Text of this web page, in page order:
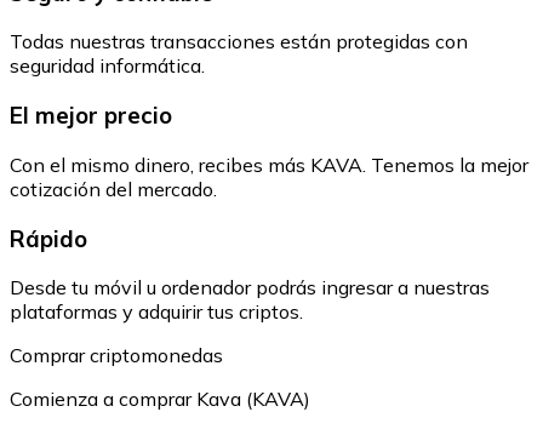
Todas nuestras transacciones están protegidas con
seguridad informática.
El mejor precio
Con el mismo dinero, recibes más KAVA. Tenemos la mejor
cotización del mercado.
Rápido
Desde tu móvil u ordenador podrás ingresar a nuestras
plataformas y adquirir tus criptos.
Comprar criptomonedas
Comienza a comprar Kava (KAVA)